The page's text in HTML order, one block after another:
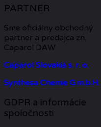
PARTNER
Sme oficiálny obchodný
partner a predajca zn.
Caparol DAW
Caparol Slovakia s. r. o.
Synthesa Chemie G.m.b.H.
GDPR a informácie
spoločnosti